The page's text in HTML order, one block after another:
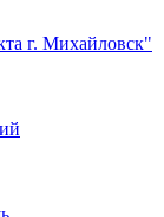
г. Михайловск"